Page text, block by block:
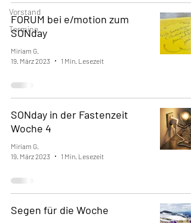
Vorstand
Termine
FORUM bei e/motion zum
SONday
Miriam G.
19. März 2023
1 Min. Lesezeit
SONday in der Fastenzeit
Woche 4
Miriam G.
19. März 2023
1 Min. Lesezeit
Segen für die Woche